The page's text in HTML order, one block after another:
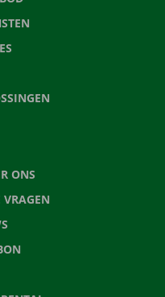
ONS
VRAGEN